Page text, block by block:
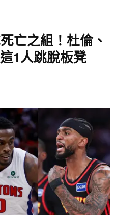
亡之組！杜倫、
1人跳脫板凳